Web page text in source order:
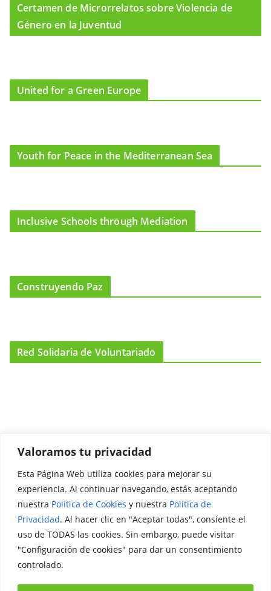
Valoramos tu privacidad
Esta Página Web utiliza cookies para mejorar su
experiencia. Al continuar navegando, estás aceptando
nuestra Política de Cookies y nuestra Política de
Privacidad. Al hacer clic en "Aceptar todas", consiente el
uso de TODAS las cookies. Sin embargo, puede visitar
"Configuración de cookies" para dar un consentimiento
controlado.
Certamen de Microrrelatos sobre Violencia de
Género en la Juventud
United for a Green Europe
Youth for Peace in the Mediterranean Sea
Inclusive Schools through Mediation
Construyendo Paz
Red Solidaria de Voluntariado
Promociónate
Legal
Aviso Legal
Política de Privacidad
Política de Cookies